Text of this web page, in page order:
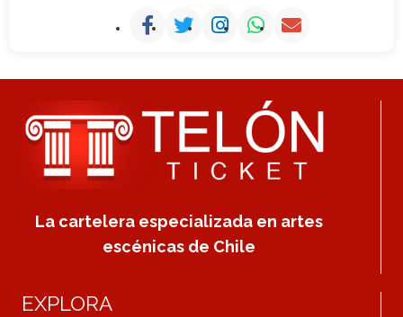
La cartelera especializada en artes
escénicas de Chile
EXPLORA